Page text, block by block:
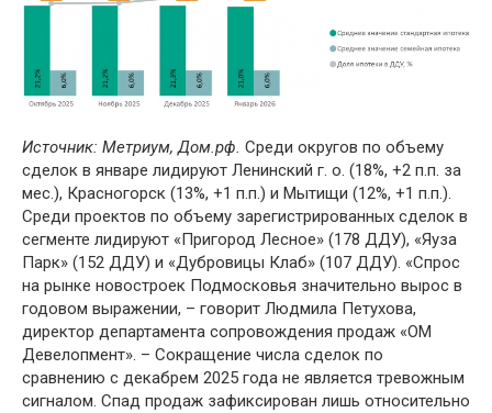
Источник: Метриум, Дом.рф. Среди округов по объему
сделок в январе лидируют Ленинский г. о. (18%, +2 п.п. за
мес.), Красногорск (13%, +1 п.п.) и Мытищи (12%, +1 п.п.).
Среди проектов по объему зарегистрированных сделок в
сегменте лидируют «Пригород Лесное» (178 ДДУ), «Яуза
Парк» (152 ДДУ) и «Дубровицы Клаб» (107 ДДУ). «Спрос
на рынке новостроек Подмосковья значительно вырос в
годовом выражении, – говорит Людмила Петухова,
директор департамента сопровождения продаж «ОМ
Девелопмент». – Сокращение числа сделок по
сравнению с декабрем 2025 года не является тревожным
сигналом. Спад продаж зафиксирован лишь относительно